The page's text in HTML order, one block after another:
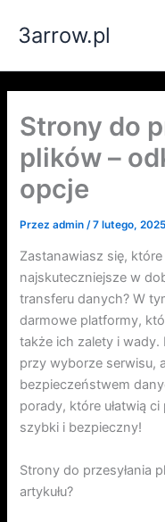
3arrow.pl
Strony do
plików –
opcje
Przezadmin /7 lutego, 2025
Zastanawiasz się,
najskuteczniejsze w
transferu danych? W
darmowe platformy,
także ich zalety i
przy wyborze serwisu,
bezpieczeństwem
porady, które ułatwią
szybki i bezpieczny!
Strony do przesyłania
artykułu?